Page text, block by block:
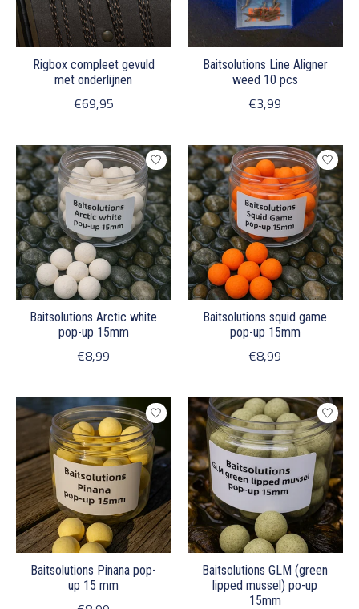
Rigbox compleet gevuld
met onderlijnen
€69,95
Baitsolutions Line Aligner
weed 10 pcs
€3,99
Baitsolutions Arctic white
pop-up 15mm
€8,99
Baitsolutions squid game
pop-up 15mm
€8,99
Baitsolutions Pinana pop-
up 15 mm
Baitsolutions GLM (green
lipped mussel) po-up
15mm